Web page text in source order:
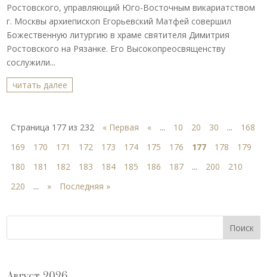
Ростовского, управляющий Юго-Восточным викариатством
г. Москвы архиепископ Егорьевский Матфей совершил
Божественную литургию в храме святителя Димитрия
Ростовского на Рязанке. Его Высокопреосвященству
сослужили...
читать далее
Страница 177 из 232 « Первая « ... 10 20 30 ...
168
169
170 171 172 173 174 175 176 177 178
179
180
181 182 183 184 185 186 187 ... 200
210
220
... » Последняя »
Поиск